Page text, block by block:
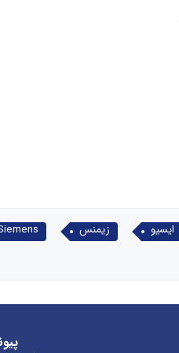
ایسیو زیمنس